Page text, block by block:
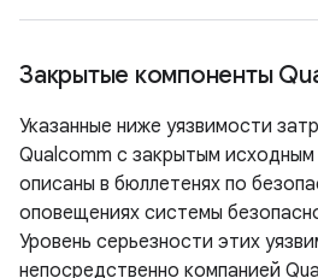
Закрытые компоненты
Указанные ниже уязвимости
Qualcomm с закрытым
описаны в бюллетенях по
оповещениях системы
Уровень серьезности этих
непосредственно компанией